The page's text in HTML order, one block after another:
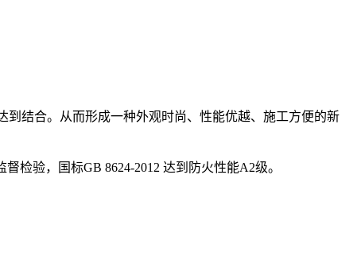
结合。从而形成一种外观时尚、性能优越、施工方便的新
检验，国标GB 8624-2012 达到防火性能A2级。